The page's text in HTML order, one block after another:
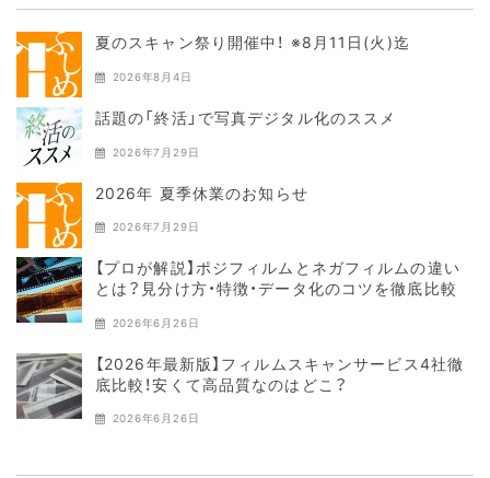
夏のスキャン祭り開催中！ ※8月11日(火)迄
2026年8月4日
話題の「終活」で写真デジタル化のススメ
2026年7月29日
2026年 夏季休業のお知らせ
2026年7月29日
【プロが解説】ポジフィルムとネガフィルムの違い
とは？見分け方・特徴・データ化のコツを徹底比較
2026年6月26日
【2026年最新版】フィルムスキャンサービス4社徹
底比較！安くて高品質なのはどこ？
2026年6月26日